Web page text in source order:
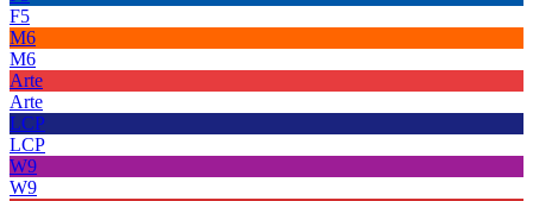
F5
M6
M6
Arte
Arte
LCP
LCP
W9
W9